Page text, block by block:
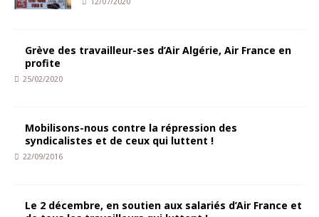
12/07/2020
Grève des travailleur-ses d’Air Algérie, Air France en
profite
25/02/2020
Mobilisons-nous contre la répression des
syndicalistes et de ceux qui luttent !
22/09/2016
Le 2 décembre, en soutien aux salariés d’Air France et